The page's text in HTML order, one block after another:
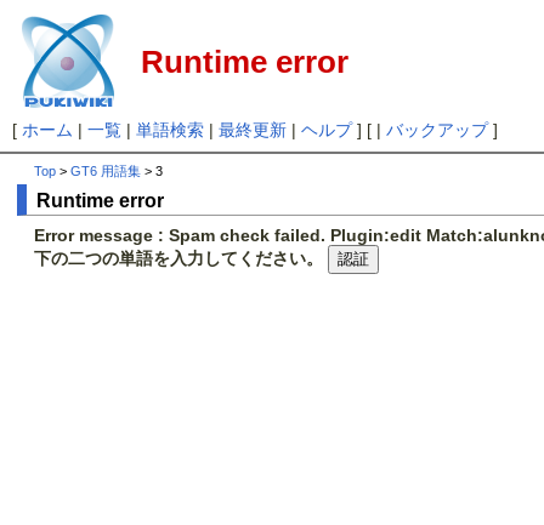
Runtime error
[ ホーム | 一覧| 単語検索| 最終更新| ヘルプ] [ | バックアップ]
Top > GT6 用語集 > 3
Runtime error
Error message : Spam check failed. Plugin:edit
下の二つの単語を入力してください。